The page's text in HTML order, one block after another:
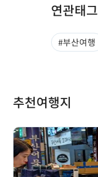
연관태그
#부산여행
추천여행지